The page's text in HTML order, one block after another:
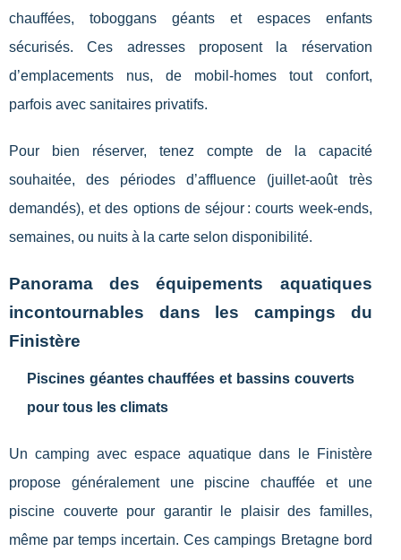
chauffées, toboggans géants et espaces enfants
sécurisés. Ces adresses proposent la réservation
d’emplacements nus, de mobil-homes tout confort,
parfois avec sanitaires privatifs.
Pour bien réserver, tenez compte de la capacité
souhaitée, des périodes d’affluence (juillet-août très
demandés), et des options de séjour : courts week-ends,
semaines, ou nuits à la carte selon disponibilité.
Panorama des équipements aquatiques
incontournables dans les campings du
Finistère
Piscines géantes chauffées et bassins couverts
pour tous les climats
Un camping avec espace aquatique dans le Finistère
propose généralement une piscine chauffée et une
piscine couverte pour garantir le plaisir des familles,
même par temps incertain. Ces campings Bretagne bord